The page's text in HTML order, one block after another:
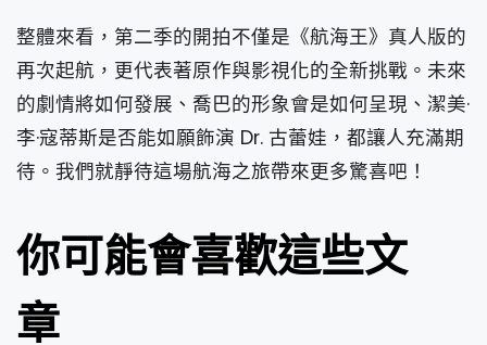
整體來看，第二季的開拍不僅是《航海王》真人版的
再次起航，更代表著原作與影視化的全新挑戰。未來
的劇情將如何發展、喬巴的形象會是如何呈現、潔美·
李·寇蒂斯是否能如願飾演 Dr. 古蕾娃，都讓人充滿期
待。我們就靜待這場航海之旅帶來更多驚喜吧！
你可能會喜歡這些文
章